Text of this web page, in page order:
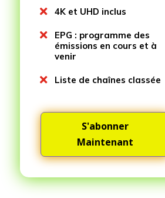
 4K et UHD inclus

EPG : programme des
émissions en cours et à
venir
 Liste de chaînes classée
S'abonner
Maintenant